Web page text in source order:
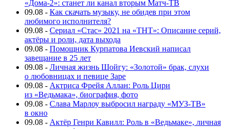
«Дома-2»: станет ли канал вторым Матч-ТВ
09.08 - Как скачать музыку, не обидев при этом
любимого исполнителя?
09.08 - Сериал «Стас» 2021 на «ТНТ»: Описание серий,
актёры и роли, дата выхода
09.08 - Помощник Курпатова Иевский написал
завещание в 25 лет
09.08 - Личная жизнь Шойгу: «Золотой» брак, слухи
о любовницах и певице Заре
09.08 - Актриса Фрейя Аллан: Роль Цири
из «Ведьмака», биография, фото
09.08 - Слава Марлоу выбросил награду «МУЗ-ТВ»
в окно
09.08 - Актёр Генри Кавилл: Роль в «Ведьмаке», личная